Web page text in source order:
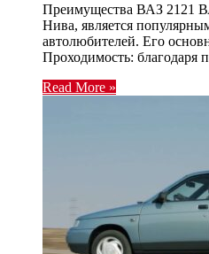
Преимущества ВАЗ 2121
Нива, является
автолюбителей. Его
Проходимость:
Read More »